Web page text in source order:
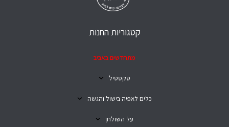
קטגוריות החנות
מתחדשים באביב
טקסטיל
כלים לאפיה בישול והגשה
על השולחן